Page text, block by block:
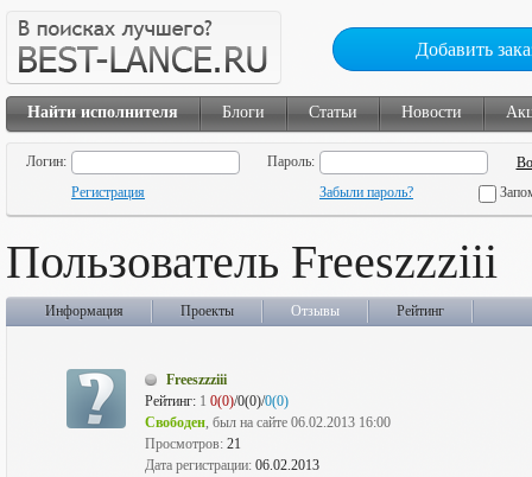
Добавить
Найти исполнителя Блоги Статьи Новости
Логин:
Пароль:
Регистрация
Забыли пароль?
Пользователь Freeszzziii
Информация Проекты Отзывы Рейтинг
Freeszzziii
Рейтинг: 1 0(0)/0(0)/0(0)
Свободен, был на сайте 06.02.2013 16:00
Просмотров: 21
Дата регистрации: 06.02.2013